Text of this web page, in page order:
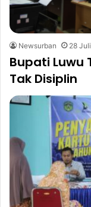
Newsurban 28
Bupati Luwu
Tak Disiplin